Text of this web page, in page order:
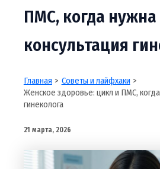
ПМС, когда нужна
консультация
Главная
Советы и лайфхаки
Женское здоровье: цикл и ПМС,
гинеколога
21 марта, 2026